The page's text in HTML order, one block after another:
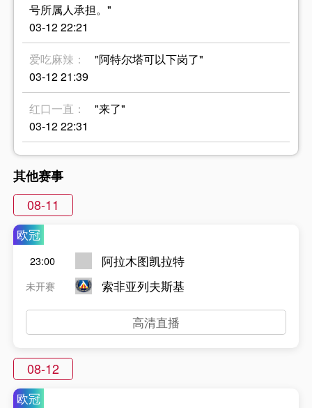
号所属人承担。"
03-12 22:21
爱吃麻辣：
"阿特尔塔可以下岗了"
03-12 21:39
红口一直：
"来了"
03-12 22:31
其他赛事
08-11
欧冠
23:00
未开赛
阿拉木图凯拉特
索非亚列夫斯基
高清直播
08-12
欧冠